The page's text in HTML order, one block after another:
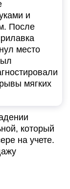
и
После
место
мягких
который
на учете.